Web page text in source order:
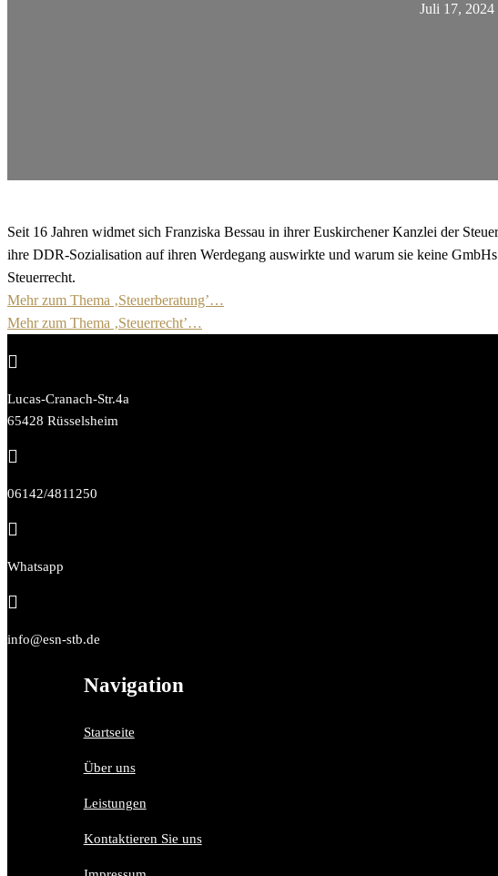
Juli 17, 2024|
Seit 16 Jahren widmet sich Franziska Bessau in ihrer Euskirchener Kanzlei der
ihre DDR-Sozialisation auf ihren Werdegang auswirkte und warum sie keine
Steuerrecht.
Mehr zum Thema ‚Steuerberatung’…
Mehr zum Thema ‚Steuerrecht’…

Lucas-Cranach-Str.4a
65428 Rüsselsheim

06142/4811250

Whatsapp

info@esn-stb.de
Navigation
Startseite
Über uns
Leistungen
Kontaktieren Sie uns